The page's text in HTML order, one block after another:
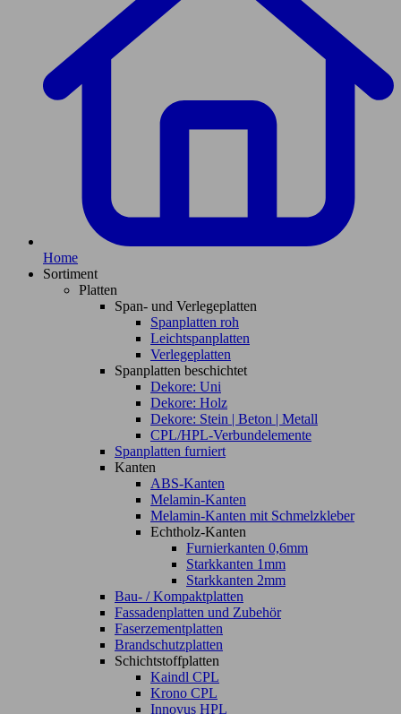
Home
Sortiment
Platten
Span- und Verlegeplatten
Spanplatten roh
Leichtspanplatten
Verlegeplatten
Spanplatten beschichtet
Dekore: Uni
Dekore: Holz
Dekore: Stein | Beton | Metall
CPL/HPL-Verbundelemente
Spanplatten furniert
Kanten
ABS-Kanten
Melamin-Kanten
Melamin-Kanten mit Schmelzkleber
Echtholz-Kanten
Furnierkanten 0,6mm
Starkkanten 1mm
Starkkanten 2mm
Bau- / Kompaktplatten
Fassadenplatten und Zubehör
Faserzementplatten
Brandschutzplatten
Schichtstoffplatten
Kaindl CPL
Krono CPL
Innovus HPL